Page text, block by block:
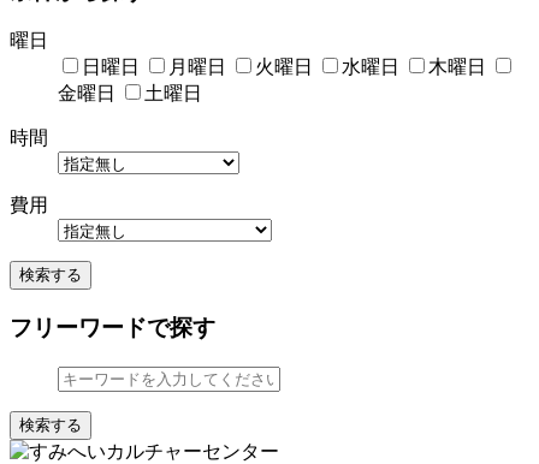
曜日
日曜日
月曜日 火曜日 水曜日
木曜日
金曜日
土曜日
時間
費用
検索する
フリーワードで探す
検索する